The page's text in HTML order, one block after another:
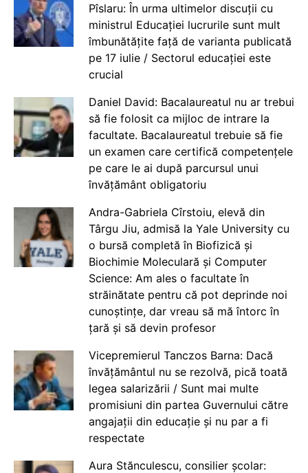
Pîslaru: În urma ultimelor discuții cu
ministrul Educației lucrurile sunt mult
îmbunătățite față de varianta publicată
pe 17 iulie / Sectorul educației este
crucial
Daniel David: Bacalaureatul nu ar trebui
să fie folosit ca mijloc de intrare la
facultate. Bacalaureatul trebuie să fie
un examen care certifică competențele
pe care le ai după parcursul unui
învățământ obligatoriu
Andra-Gabriela Cîrstoiu, elevă din
Târgu Jiu, admisă la Yale University cu
o bursă completă în Biofizică și
Biochimie Moleculară și Computer
Science: Am ales o facultate în
străinătate pentru că pot deprinde noi
cunoștințe, dar vreau să mă întorc în
țară și să devin profesor
Vicepremierul Tanczos Barna: Dacă
învățământul nu se rezolvă, pică toată
legea salarizării / Sunt mai multe
promisiuni din partea Guvernului către
angajații din educație și nu par a fi
respectate
Aura Stănculescu, consilier școlar: